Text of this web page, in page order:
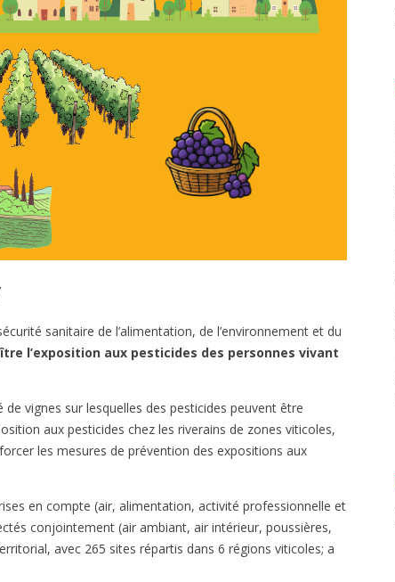
sanitaire de l’alimentation, de l’environnement et du
l’exposition aux pesticides des personnes vivant
vignes sur lesquelles des pesticides peuvent être
aux pesticides chez les riverains de zones viticoles,
les mesures de prévention des expositions aux
en compte (air, alimentation, activité professionnelle et
conjointement (air ambiant, air intérieur, poussières,
avec 265 sites répartis dans 6 régions viticoles; a